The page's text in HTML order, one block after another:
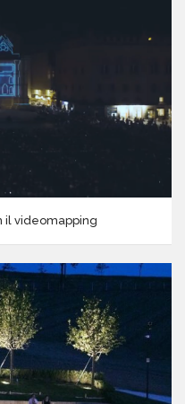
il videomapping